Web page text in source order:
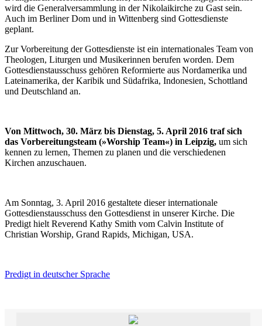
wird die Generalversammlung in der Nikolaikirche zu Gast sein.
Auch im Berliner Dom und in Wittenberg sind Gottesdienste
geplant.
Zur Vorbereitung der Gottesdienste ist ein internationales Team von
Theologen, Liturgen und Musikerinnen berufen worden. Dem
Gottesdienstausschuss gehören Reformierte aus Nordamerika und
Lateinamerika, der Karibik und Südafrika, Indonesien, Schottland
und Deutschland an.
Von Mittwoch, 30. März bis Dienstag, 5. April 2016 traf sich
das Vorbereitungsteam (»Worship Team«) in Leipzig, um sich
kennen zu lernen, Themen zu planen und die verschiedenen
Kirchen anzuschauen.
Am Sonntag, 3. April 2016 gestaltete dieser internationale
Gottesdienstausschuss den Gottesdienst in unserer Kirche. Die
Predigt hielt Reverend Kathy Smith vom Calvin Institute of
Christian Worship, Grand Rapids, Michigan, USA.
Predigt in deutscher Sprache